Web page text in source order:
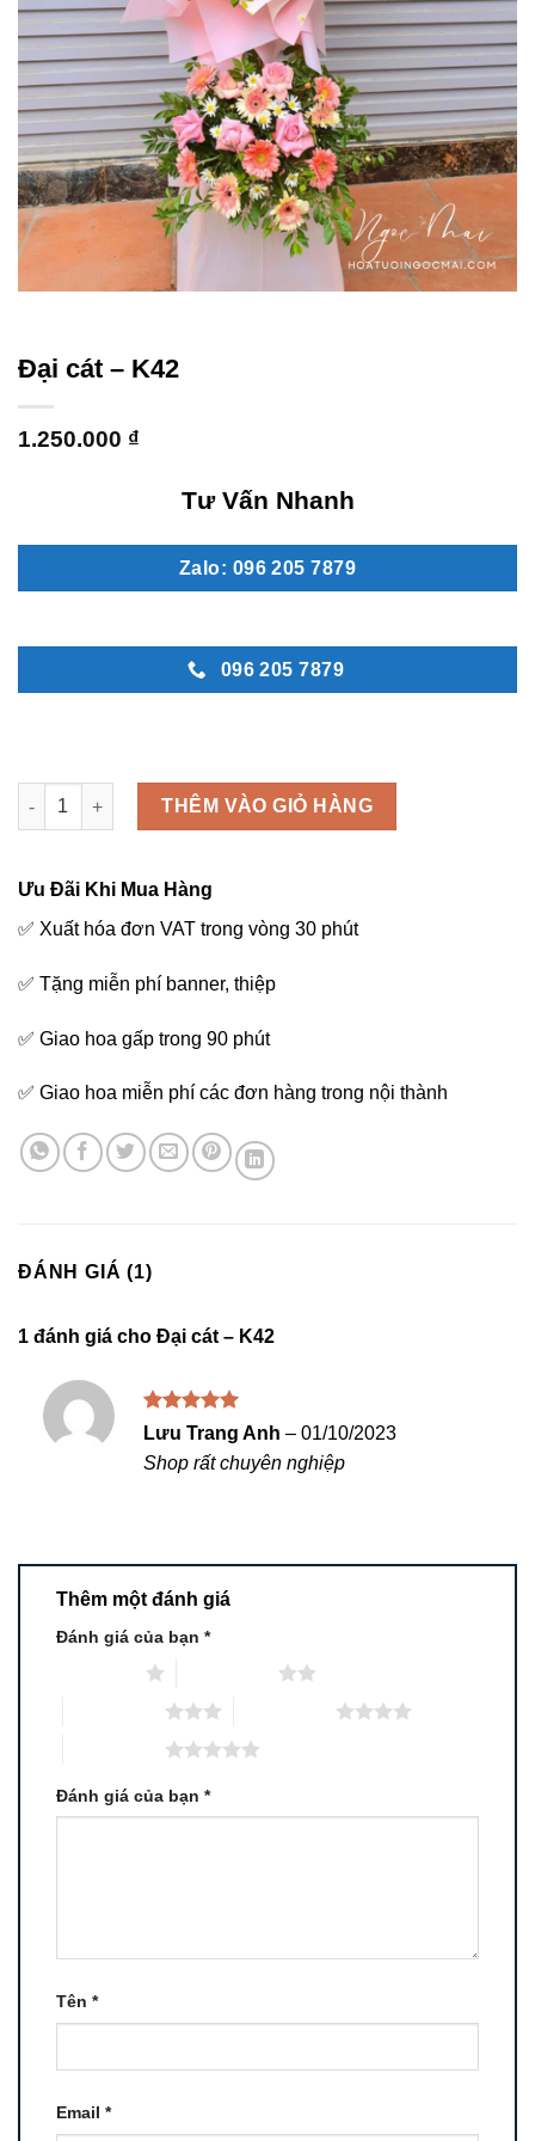
Đại cát – K42
1.250.000 ₫
Tư Vấn Nhanh
Zalo: 096 205 7879
096 205 7879
Đại cát - K42 số lượng
THÊM VÀO GIỎ HÀNG
Ưu Đãi Khi Mua Hàng
✅ Xuất hóa đơn VAT trong vòng 30 phút
✅ Tặng miễn phí banner, thiệp
✅ Giao hoa gấp trong 90 phút
✅ Giao hoa miễn phí các đơn hàng trong nội thành
ĐÁNH GIÁ (1)
1 đánh giá cho Đại cát – K42
Được xếp
sao
Lưu Trang Anh – 01/10/2023
Shop rất chuyên nghiệp
Thêm một đánh giá
Đánh giá của bạn *
Đánh giá của bạn *
Tên *
Email *